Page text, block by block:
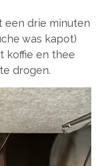
een drie minuten
was kapot)
koffie en thee
drogen.